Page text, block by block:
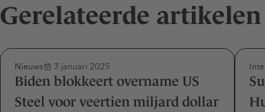
Gerelateerde artikelen
Nieuws 3 januari 2025
Biden blokkeert overname US
Steel voor veertien miljard dollar